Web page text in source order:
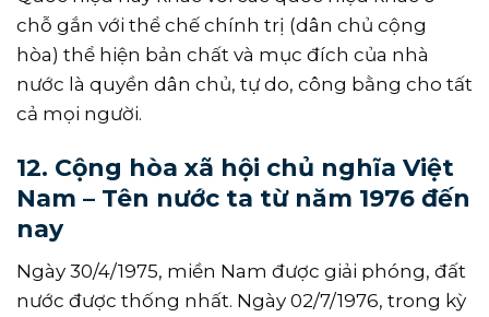
chỗ gắn với thể chế chính trị (dân chủ cộng
hòa) thể hiện bản chất và mục đích của nhà
nước là quyền dân chủ, tự do, công bằng cho tất
cả mọi người.
12. Cộng hòa xã hội chủ nghĩa Việt
Nam – Tên nước ta từ năm 1976 đến
nay
Ngày 30/4/1975, miền Nam được giải phóng, đất
nước được thống nhất. Ngày 02/7/1976, trong kỳ